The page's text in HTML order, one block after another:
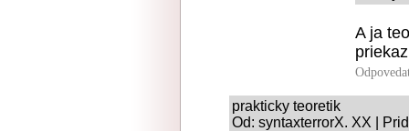
A ja
prakticky teoretik
Od: syntaxterrorX. XX |